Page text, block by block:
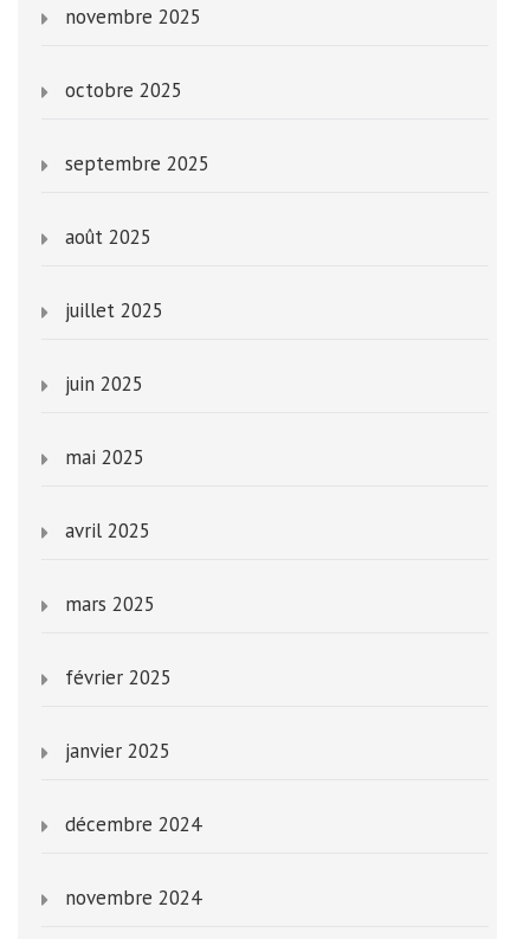
novembre 2025
octobre 2025
septembre 2025
août 2025
juillet 2025
juin 2025
mai 2025
avril 2025
mars 2025
février 2025
janvier 2025
décembre 2024
novembre 2024